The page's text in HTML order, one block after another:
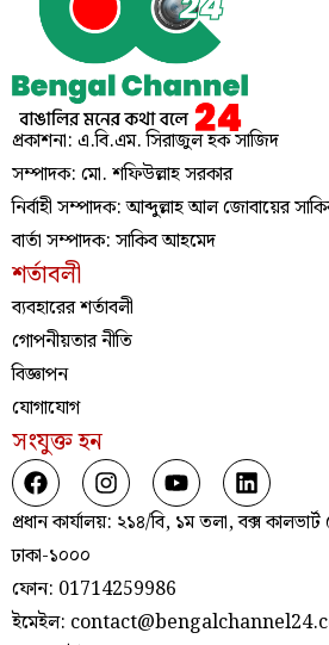
প্রকাশনা: এ.বি.এম. সিরাজুল হক সাজিদ
সম্পাদক: মো. শফিউল্লাহ সরকার
নির্বাহী সম্পাদক: আব্দুল্লাহ আল জোবায়ের
বার্তা সম্পাদক: সাকিব আহমেদ
শর্তাবলী
ব্যবহারের শর্তাবলী
গোপনীয়তার নীতি
বিজ্ঞাপন
যোগাযোগ
সংযুক্ত হন
প্রধান কার্যালয়: ২১৪/বি, ১ম তলা, বক্স
ঢাকা-১০০০
ফোন: 01714259986
ইমেইল: